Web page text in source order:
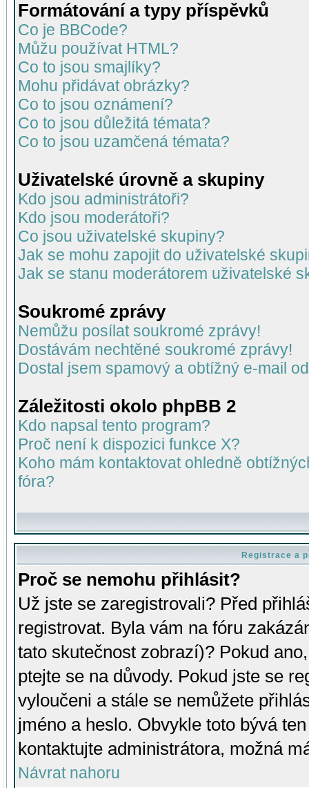
Formátování a typy příspěvků
Co je BBCode?
Můžu používat HTML?
Co to jsou smajlíky?
Mohu přidávat obrázky?
Co to jsou oznámení?
Co to jsou důležitá témata?
Co to jsou uzamčená témata?
Uživatelské úrovně a skupiny
Kdo jsou administrátoři?
Kdo jsou moderátoři?
Co jsou uživatelské skupiny?
Jak se mohu zapojit do uživatelské
Jak se stanu moderátorem uživatelské
Soukromé zprávy
Nemůžu posílat soukromé zprávy!
Dostávám nechtěné soukromé zprávy!
Dostal jsem spamový a obtížný e-mail
Záležitosti okolo phpBB 2
Kdo napsal tento program?
Proč není k dispozici funkce X?
Koho mám kontaktovat ohledně
fóra?
Registrace a
Proč se nemohu přihlásit?
Už jste se zaregistrovali? Před
registrovat. Byla vám na fóru
tato skutečnost zobrazí)? Pokud
ptejte se na důvody. Pokud jste se
vyloučeni a stále se nemůžete
jméno a heslo. Obvykle toto bývá
kontaktujte administrátora, možná
Návrat nahoru